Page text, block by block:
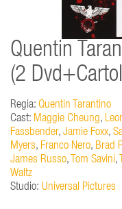
Quentin
(2
Regia: Quentin Tarantino
Cast: Maggie Cheung,
Fassbender, Jamie Foxx,
Myers, Franco Nero, Brad
James Russo, Tom Savini,
Waltz
Studio: Universal Pictures